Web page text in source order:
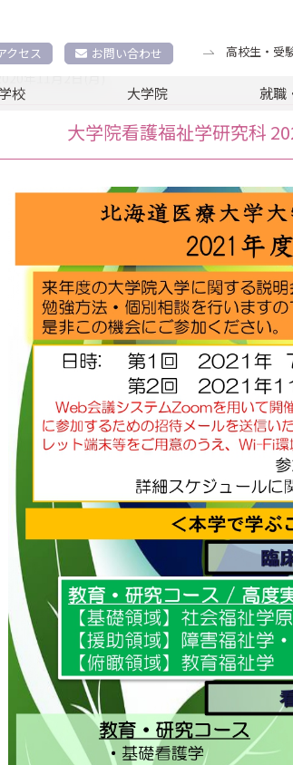
クセス お問い合わせ 高校生・受
校 大学院 就職
2020年11月2日(月)
大学院看護福祉学研究科